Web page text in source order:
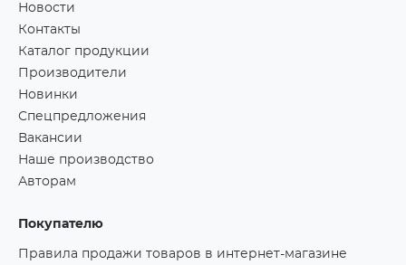
Новости
Контакты
Каталог продукции
Производители
Новинки
Спецпредложения
Вакансии
Наше производство
Авторам
Покупателю
Правила продажи товаров в интернет-магазине